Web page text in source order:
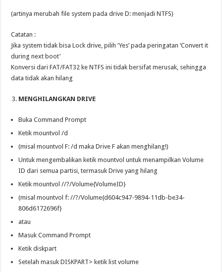
(artinya merubah file system pada drive D: menjadi NTFS)
Catatan :
Jika system tidak bisa Lock drive, pilih ‘Yes’ pada peringatan ‘Convert it
during next boot’
Konversi dari FAT/FAT32 ke NTFS ini tidak bersifat merusak, sehingga
data tidak akan hilang
MENGHILANGKAN DRIVE
Buka Command Prompt
Ketik mountvol /d
(misal mountvol F: /d maka Drive F akan menghilang!)
Untuk mengembalikan ketik mountvol untuk menampilkan Volume
ID dari semua partisi, termasuk Drive yang hilang
Ketik mountvol //?/Volume{VolumeID}
(misal mountvol f: //?/Volume{d604c947-9894-11db-be34-
806d6172696f}
atau
Masuk Command Prompt
Ketik diskpart
Setelah masuk DISKPART> ketik list volume